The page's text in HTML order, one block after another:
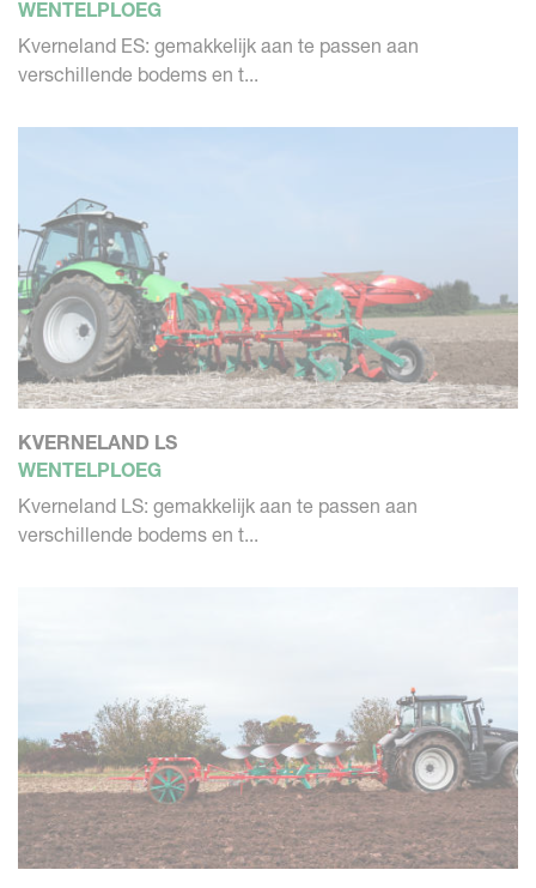
WENTELPLOEG
Kverneland ES: gemakkelijk aan te passen aan
verschillende bodems en t...
KVERNELAND LS
WENTELPLOEG
Kverneland LS: gemakkelijk aan te passen aan
verschillende bodems en t...